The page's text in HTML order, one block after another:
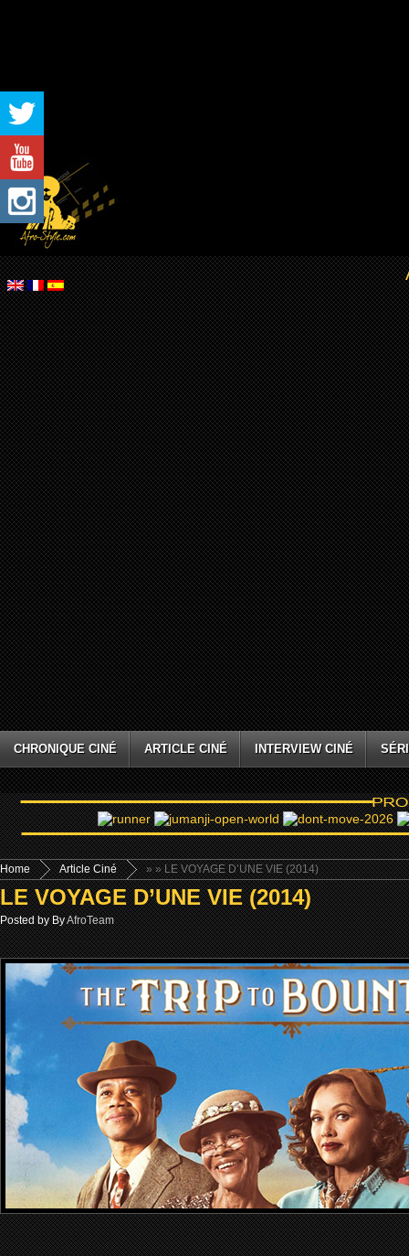
CHRONIQUE CINÉ ARTICLE CINÉ INTERVIEW CINÉ
Home »
Article Ciné » LE VOYAGE D’UNE VIE (2014)
LE VOYAGE D’UNE VIE (2014)
Posted by ByAfroTeam